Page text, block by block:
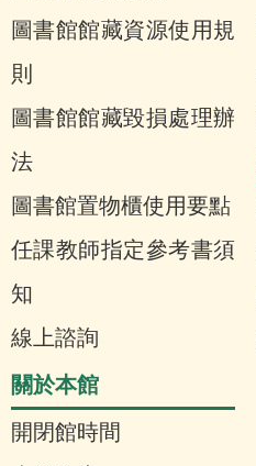
圖書館館藏資源使用規
則
圖書館館藏毀損處理辦
法
圖書館置物櫃使用要點
任課教師指定參考書須
知
線上諮詢
關於本館
開閉館時間